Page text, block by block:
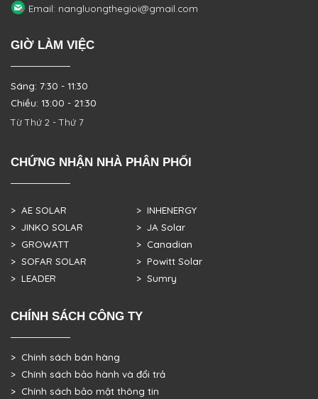
Email: nangluongthegioi@gmail.com
GIỜ LÀM VIỆC
Sáng: 7:30 - 11:30
Chiều: 13:00 - 21:30
Từ Thứ 2 - Thứ 7
CHỨNG NHẬN NHÀ PHÂN PHỐI
> AE SOLAR
> JINKO SOLAR
> GROWATT
> SOFAR SOLAR
> LEADER
> INHENERGY
> JA Solar
> Canadian
> Powitt Solar
> Sumry
CHÍNH SÁCH CÔNG TY
> Chính sách bán hàng
> Chính sách bảo hành và đổi trả
> Chính sách bảo mật thông tin